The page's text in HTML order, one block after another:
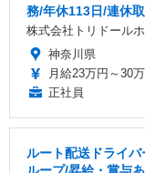
務/年休113日/連休
株式会社トリドール
神奈川県
月給23万円～30
正社員
ルート配送ドライ